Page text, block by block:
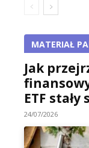
MATERIAŁ
Jak
ETF
24/07/2026